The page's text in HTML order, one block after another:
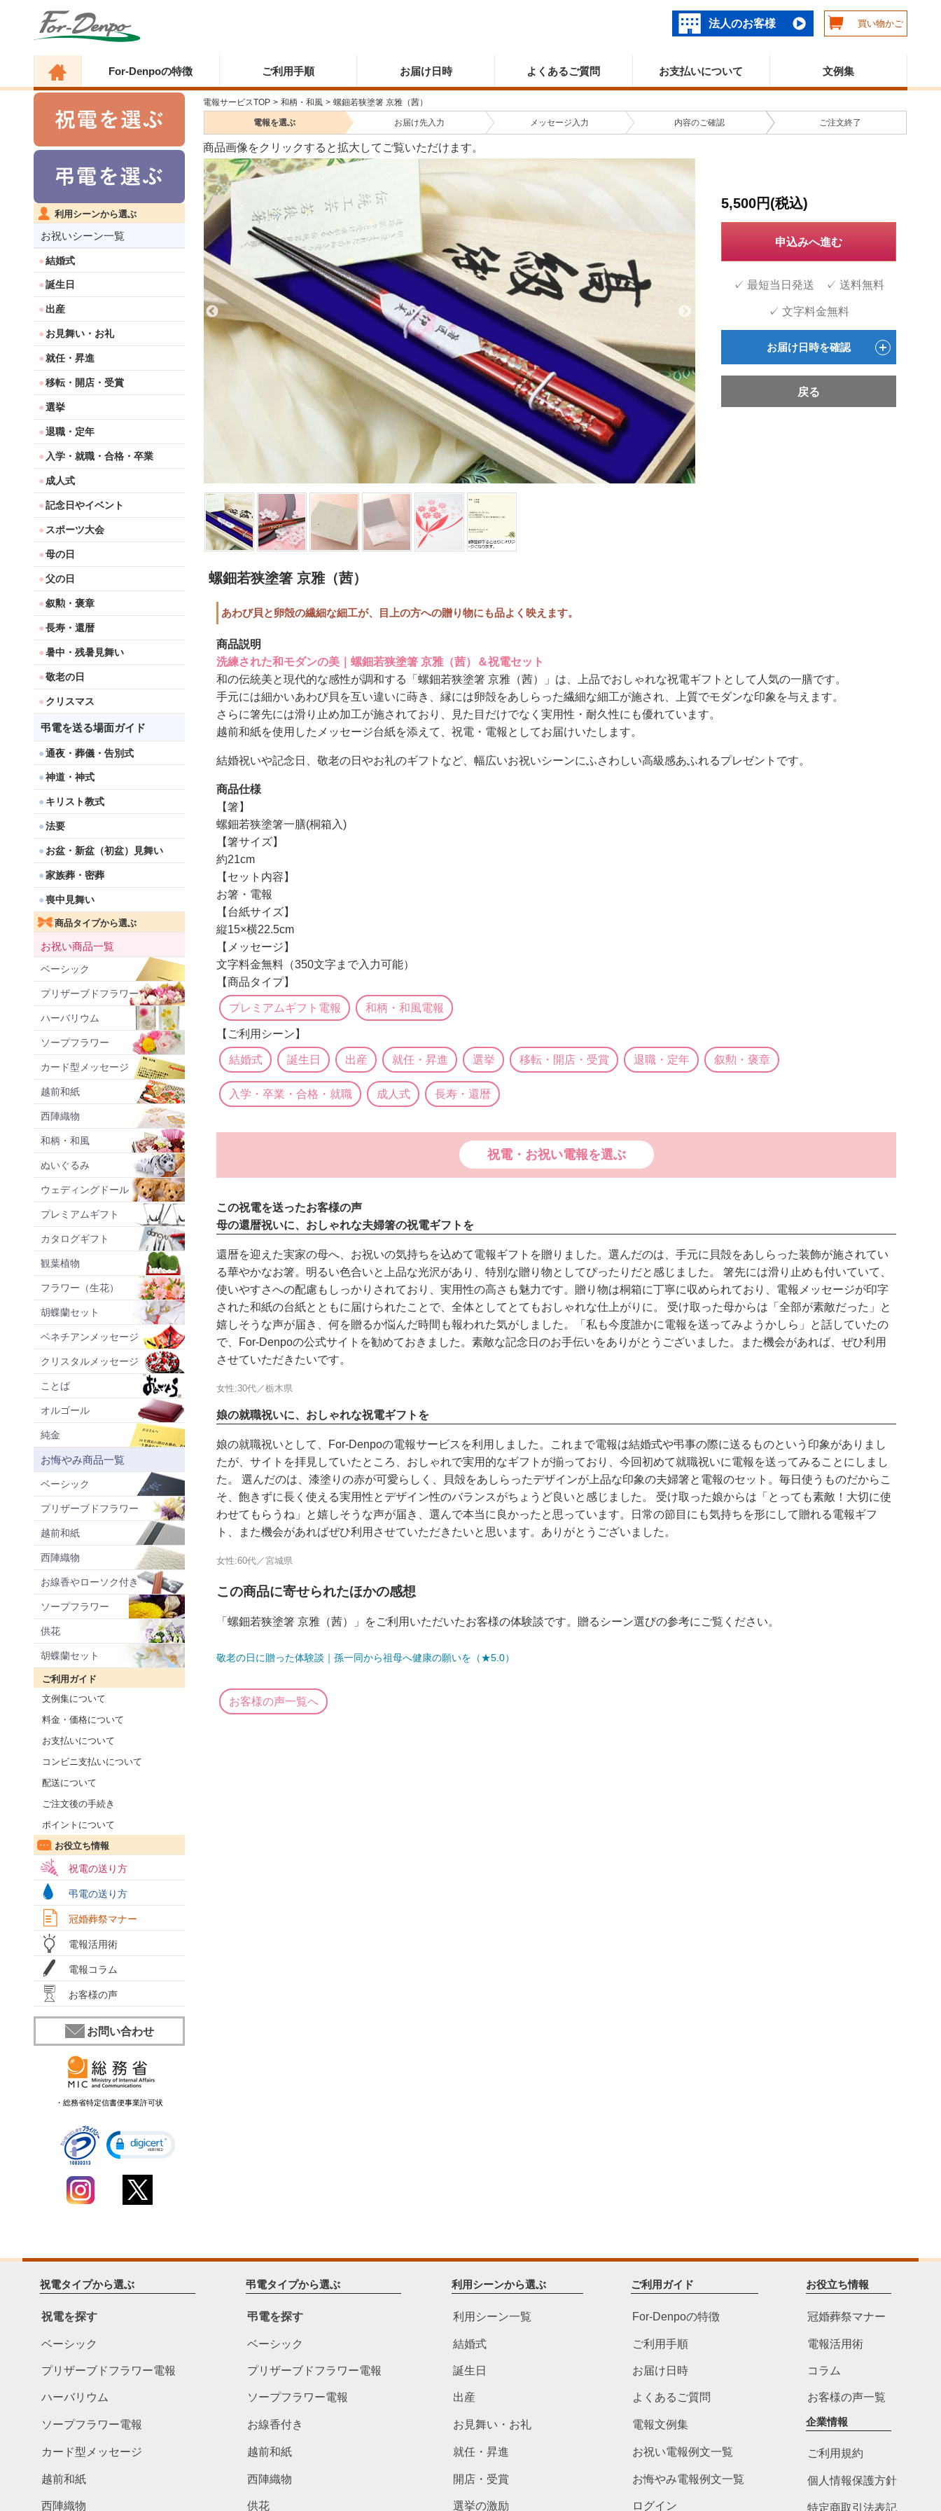
法人のお客様 買い物かご
For-Denpoの特徴 ご利用手順 お届け日時 よくあるご質問 お支払いについて 文例集
利用シーンから選ぶ
お祝いシーン一覧
結婚式
誕生日
出産
お見舞い・お礼
就任・昇進
移転・開店・受賞
選挙
退職・定年
入学・就職・合格・卒業
成人式
記念日やイベント
スポーツ大会
母の日
父の日
叙勲・褒章
長寿・還暦
暑中・残暑見舞い
敬老の日
クリスマス
弔電を送る場面ガイド
通夜・葬儀・告別式
神道・神式
キリスト教式
法要
お盆・新盆（初盆）見舞い
家族葬・密葬
喪中見舞い
商品タイプから選ぶ
お祝い商品一覧
ベーシック
プリザーブドフラワー
ハーバリウム
ソープフラワー
カード型メッセージ
越前和紙
西陣織物
和柄・和風
ぬいぐるみ
ウェディングドール
プレミアムギフト
カタログギフト
観葉植物
フラワー（生花）
胡蝶蘭セット
ベネチアンメッセージ
クリスタルメッセージ
ことば
オルゴール
純金
お悔やみ商品一覧
ベーシック
プリザーブドフラワー
越前和紙
西陣織物
お線香やローソク付き
ソープフラワー
供花
胡蝶蘭セット
ご利用ガイド
文例集について
料金・価格について
お支払いについて
コンビニ支払いについて
配送について
ご注文後の手続き
ポイントについて
お役立ち情報
祝電の送り方
弔電の送り方
冠婚葬祭マナー
電報活用術
電報コラム
お客様の声
お問い合わせ
・総務省特定信書便事業許可状
電報サービスTOP > 和柄・和風 > 螺鈿若狭塗箸 京雅（茜）
電報を選ぶ お届け先入力 メッセージ 入力 内容の ご確認 ご注文終了
商品画像をクリックすると拡大してご覧いただけます。
螺鈿若狭塗箸 京雅（茜）
あわび貝と卵殻の繊細な細工が、目上の方への贈り物にも品よく映えます。
商品説明
洗練された和モダンの美｜螺鈿若狭塗箸 京雅（茜）＆祝電セット
和の伝統美と現代的な感性が調和する「螺鈿若狭塗箸 京雅（茜）」は、上品でおしゃれな祝電ギフトとして人気の一膳です。
手元には細かいあわび貝を互い違いに蒔き、縁には卵殻をあしらった繊細な細工が施され、上質でモダンな印象を与えます。
さらに箸先には滑り止め加工が施されており、見た目だけでなく実用性・耐久性にも優れています。
越前和紙を使用したメッセージ台紙を添えて、祝電・電報としてお届けいたします。
結婚祝いや記念日、敬老の日やお礼のギフトなど、幅広いお祝いシーンにふさわしい高級感あふれるプレゼントです。
商品仕様
【箸】
螺鈿若狭塗箸一膳(桐箱入)
【箸サイズ】
約21cm
【セット内容】
お箸・電報
【台紙サイズ】
縦15×横22.5cm
【メッセージ】
文字料金無料（350文字まで入力可能）
【商品タイプ】
プレミアムギフト電報 和柄・和風電報
【ご利用シーン】
結婚式 誕生日 出産 就任・昇進 選挙 移転・開店・受賞 退職・定年 叙勲・褒章
入学・卒業・合格・就職 成人式 長寿・還暦
祝電・お祝い電報を選ぶ
この祝電を送ったお客様の声
母の還暦祝いに、おしゃれな夫婦箸の祝電ギフトを
還暦を迎えた実家の母へ、お祝いの気持ちを込めて電報ギフトを贈りました。選んだのは、手元に貝殻をあしらった装飾が施されてい
る華やかなお箸。明るい色合いと上品な光沢があり、特別な贈り物としてぴったりだと感じました。 箸先には滑り止めも付いていて、
使いやすさへの配慮もしっかりされており、実用性の高さも魅力です。贈り物は桐箱に丁寧に収められており、電報メッセージが印字
された和紙の台紙とともに届けられたことで、全体としてとてもおしゃれな仕上がりに。 受け取った母からは「全部が素敵だった」と
嬉しそうな声が届き、何を贈るか悩んだ時間も報われた気がしました。「私も今度誰かに電報を送ってみようかしら」と話していたの
で、For-Denpoの公式サイトを勧めておきました。素敵な記念日のお手伝いをありがとうございました。また機会があれば、ぜひ利用
させていただきたいです。
女性:30代／栃木県
娘の就職祝いに、おしゃれな祝電ギフトを
娘の就職祝いとして、For-Denpoの電報サービスを利用しました。これまで電報は結婚式や弔事の際に送るものという印象がありまし
たが、サイトを拝見していたところ、おしゃれで実用的なギフトが揃っており、今回初めて就職祝いに電報を送ってみることにしまし
た。 選んだのは、漆塗りの赤が可愛らしく、貝殻をあしらったデザインが上品な印象の夫婦箸と電報のセット。毎日使うものだからこ
そ、飽きずに長く使える実用性とデザイン性のバランスがちょうど良いと感じました。 受け取った娘からは「とっても素敵！大切に使
わせてもらうね」と嬉しそうな声が届き、選んで本当に良かったと思っています。日常の節目にも気持ちを形にして贈れる電報ギフ
ト、また機会があればぜひ利用させていただきたいと思います。ありがとうございました。
女性:60代／宮城県
この商品に寄せられたほかの感想
「螺鈿若狭塗箸 京雅（茜）」をご利用いただいたお客様の体験談です。贈るシーン選びの参考にご覧ください。
敬老の日に贈った体験談｜孫一同から祖母へ健康の願いを（★5.0）
お客様の声一覧へ
5,500円(税込)
申込みへ進む
✓ 最短当日発送 ✓ 送料無料
✓ 文字料金無料
お届け日時を確認
戻る
祝電タイプから選ぶ
祝電を探す
ベーシック
プリザーブドフラワー電報
ハーバリウム
ソープフラワー電報
カード型メッセージ
越前和紙
西陣織物
弔電タイプから選ぶ
弔電を探す
ベーシック
プリザーブドフラワー電報
ソープフラワー電報
お線香付き
越前和紙
西陣織物
供花
利用シーンから選ぶ
利用シーン一覧
結婚式
誕生日
出産
お見舞い・お礼
就任・昇進
開店・受賞
選挙の激励
ご利用ガイド
For-Denpoの特徴
ご利用手順
お届け日時
よくあるご質問
電報文例集
お祝い電報例文一覧
お悔やみ電報例文一覧
ログイン
お役立ち情報
冠婚葬祭マナー
電報活用術
コラム
お客様の声一覧
企業情報
ご利用規約
個人情報保護方針
特定商取引法表記